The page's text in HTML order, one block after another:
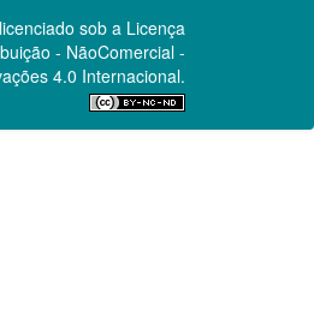
sob a Licença
- NãoComercial -
4.0 Internacional.